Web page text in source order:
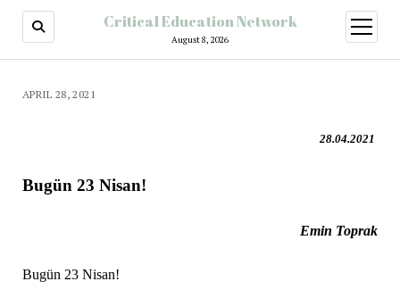
Critical Education Network
August 8, 2026
APRIL 28, 2021
28.04.2021
Bugün 23 Nisan!
Emin Toprak
Bugün 23 Nisan!